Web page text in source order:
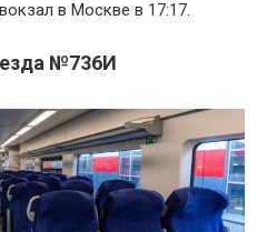
в Москве в 17:17.
№736И